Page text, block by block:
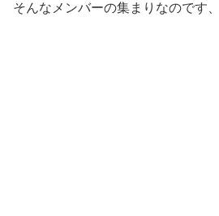
そんなメンバーの集まりなのです